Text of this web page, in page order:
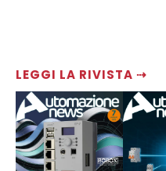
LEGGI LA RIVISTA ⇢